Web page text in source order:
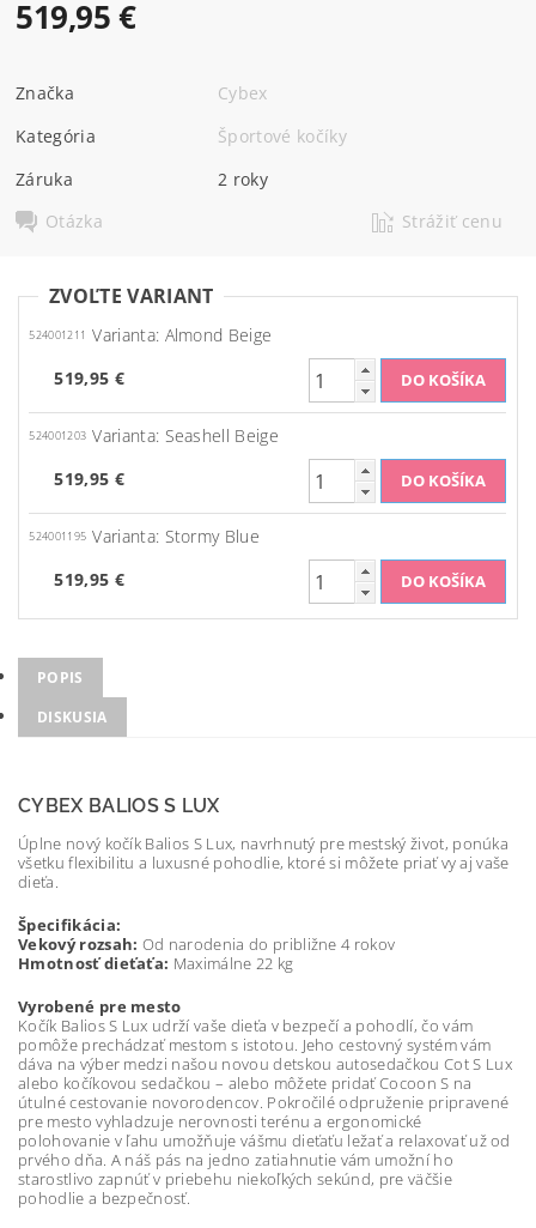
519,95 €
Značka
Cybex
Kategória
Športové kočíky
Záruka
2 roky
Otázka
Strážiť cenu
ZVOĽTE VARIANT
524001211
Varianta: Almond Beige
519,95 €
524001203 Varianta: Seashell Beige
519,95 €
524001195 Varianta: Stormy Blue
519,95 €
POPIS
DISKUSIA
CYBEX BALIOS S LUX
Úplne nový kočík Balios S Lux, navrhnutý pre mestský život, ponúka
všetku flexibilitu a luxusné pohodlie, ktoré si môžete priať vy aj vaše
dieťa.
Špecifikácia:
Vekový rozsah: Od narodenia do približne 4 rokov
Hmotnosť dieťaťa: Maximálne 22 kg
Vyrobené pre mesto
Kočík Balios S Lux udrží vaše dieťa v bezpečí a pohodlí, čo vám
pomôže prechádzať mestom s istotou. Jeho cestovný systém vám
dáva na výber medzi našou novou detskou autosedačkou Cot S Lux
alebo kočíkovou sedačkou – alebo môžete pridať Cocoon S na
útulné cestovanie novorodencov. Pokročilé odpruženie pripravené
pre mesto vyhladzuje nerovnosti terénu a ergonomické
polohovanie v ľahu umožňuje vášmu dieťaťu ležať a relaxovať už od
prvého dňa. A náš pás na jedno zatiahnutie vám umožní ho
starostlivo zapnúť v priebehu niekoľkých sekúnd, pre väčšie
pohodlie a bezpečnosť.